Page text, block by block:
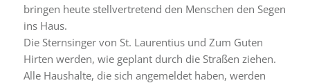
bringen heute stellvertretend den Menschen den Segen
ins Haus.
Die Sternsinger von St. Laurentius und Zum Guten
Hirten werden, wie geplant durch die Straßen ziehen.
Alle Haushalte, die sich angemeldet haben, werden